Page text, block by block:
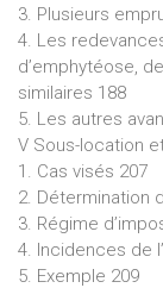
3. Plusieurs
4. Les
d’emphytéose,
similaires 188
5. Les autres
V Sous-location
1. Cas visés 207
2. Détermination
3. Régime
4. Incidences de
5. Exemple 209